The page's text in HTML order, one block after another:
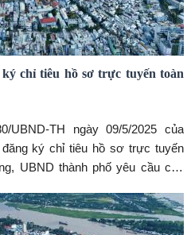
chỉ tiêu hồ sơ trực tuyến toàn
TH ngày 09/5/2025 của
ký chỉ tiêu hồ sơ trực tuyến
UBND thành phố yêu cầu các
2025 theo từng tháng và gửi về
Văn hóa, Khoa học và Thông